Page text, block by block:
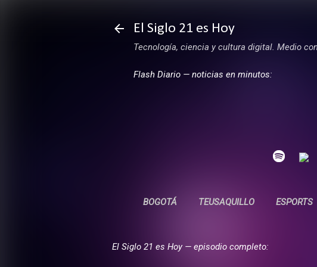
El Siglo 21 es Hoy
Tecnología, ciencia y cultura digital. Medio
Flash Diario — noticias en minutos:
BOGOTÁ TEUSAQUILLO ESPORTS
El Siglo 21 es Hoy — episodio completo: